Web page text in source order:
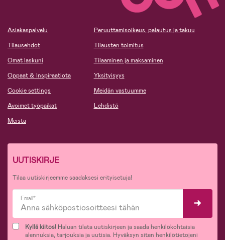
Asiakaspalvelu
Tilausehdot
Omat laskuni
Oppaat & Inspiraatiota
Cookie settings
Avoimet työpaikat
Meistä
Peruuttamisoikeus, palautus ja takuu
Tilausten toimitus
Tilaaminen ja maksaminen
Yksityisyys
Meidän vastuumme
Lehdistö
UUTISKIRJE
Tilaa uutiskirjeemme saadaksesi erityisetuja!
Email*
Kyllä kiitos! Haluan tilata uutiskirjeen ja saada henkilökohtaisia
alennuksia, tarjouksia ja uutisia. Hyväksyn siten henkilötietojeni